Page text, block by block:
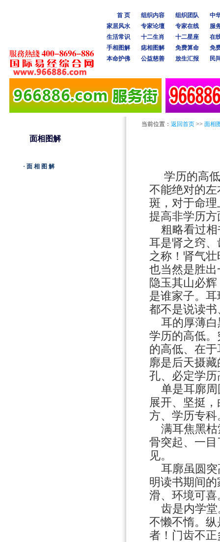
首 页 组织内容 组织团队
中
家居风水
专家论壇 专家在线
服
生活常识
十二生肖 十二星座
在
手相图解
痣相图解 免费算命
免
本命护佛
公益慈善 放生汇报 民
面相图解
·面相图解
当前位置： 返回首页 >> 面相
学历的高低
不能绝对的
斑，对于命
提高非学历
粗略看过相
耳是肾之窍
之称！肾气
也当然是胜
隐玉其山必
是谁家子。
都不是说读
耳的厚薄白
学历的高低
的高低、在
廓是后天摄
孔、必定学历
单是耳廓周
展开、坚挺
方、学历专
满耳焦黑枯
骨突起、一
见。
耳廓虽圆突
明读书期间
滑、环境可
齿是内学堂
不懒不惰。
者！门齿不